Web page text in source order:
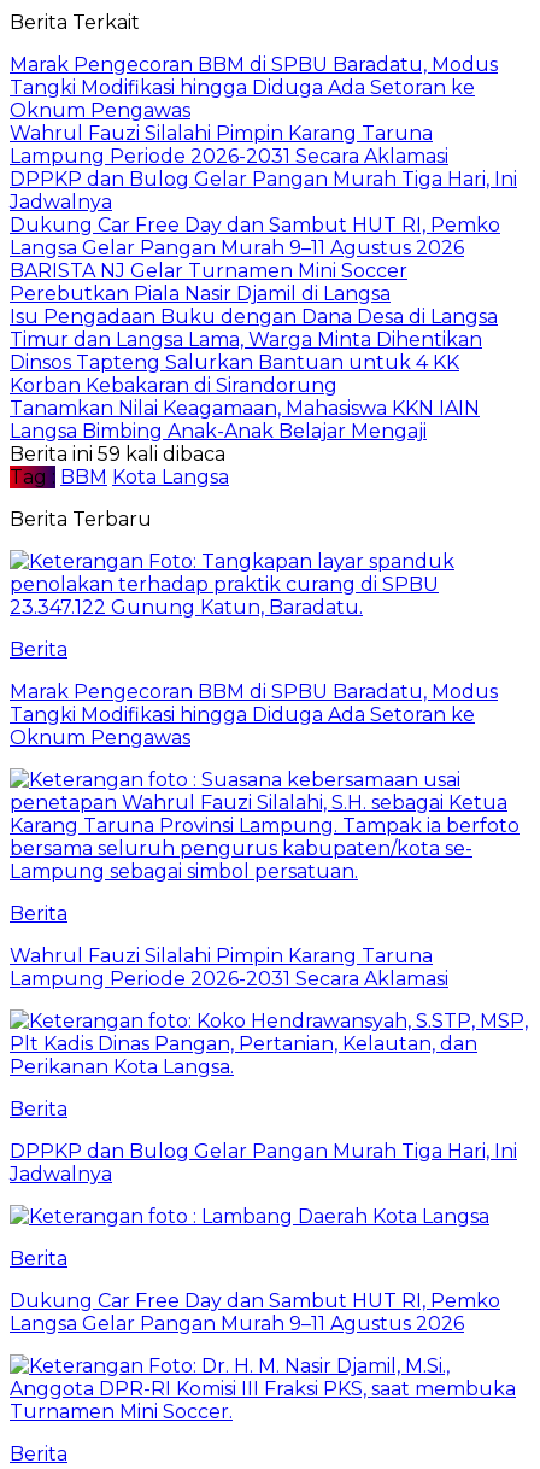
Berita Terkait
Marak Pengecoran BBM di SPBU Baradatu, Modus
Tangki Modifikasi hingga Diduga Ada Setoran ke
Oknum Pengawas
Wahrul Fauzi Silalahi Pimpin Karang Taruna
Lampung Periode 2026-2031 Secara Aklamasi
DPPKP dan Bulog Gelar Pangan Murah Tiga Hari, Ini
Jadwalnya
Dukung Car Free Day dan Sambut HUT RI, Pemko
Langsa Gelar Pangan Murah 9–11 Agustus 2026
BARISTA NJ Gelar Turnamen Mini Soccer
Perebutkan Piala Nasir Djamil di Langsa
Isu Pengadaan Buku dengan Dana Desa di Langsa
Timur dan Langsa Lama, Warga Minta Dihentikan
Dinsos Tapteng Salurkan Bantuan untuk 4 KK
Korban Kebakaran di Sirandorung
Tanamkan Nilai Keagamaan, Mahasiswa KKN IAIN
Langsa Bimbing Anak-Anak Belajar Mengaji
Berita ini 59 kali dibaca
Tag : BBM Kota Langsa
Berita Terbaru
Berita
Marak Pengecoran BBM di SPBU Baradatu, Modus
Tangki Modifikasi hingga Diduga Ada Setoran ke
Oknum Pengawas
Berita
Wahrul Fauzi Silalahi Pimpin Karang Taruna
Lampung Periode 2026-2031 Secara Aklamasi
Berita
DPPKP dan Bulog Gelar Pangan Murah Tiga Hari, Ini
Jadwalnya
Berita
Dukung Car Free Day dan Sambut HUT RI, Pemko
Langsa Gelar Pangan Murah 9–11 Agustus 2026
Berita